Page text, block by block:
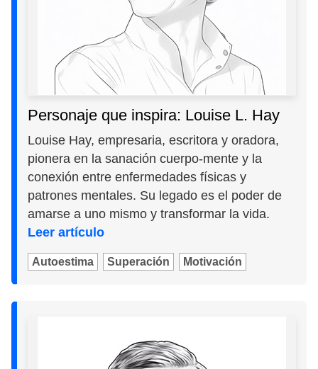
Personaje que inspira: Louise L. Hay
Louise Hay, empresaria, escritora y oradora,
pionera en la sanación cuerpo-mente y la
conexión entre enfermedades físicas y
patrones mentales. Su legado es el poder de
amarse a uno mismo y transformar la vida.
Leer artículo
Autoestima Superación Motivación